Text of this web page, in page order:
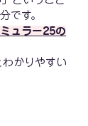
です。
ミュラー25の
かりやすい